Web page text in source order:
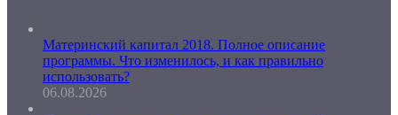
Материнский капитал 2018. Полное описание
программы. Что изменилось, и как правильно
использовать?
06.08.2026